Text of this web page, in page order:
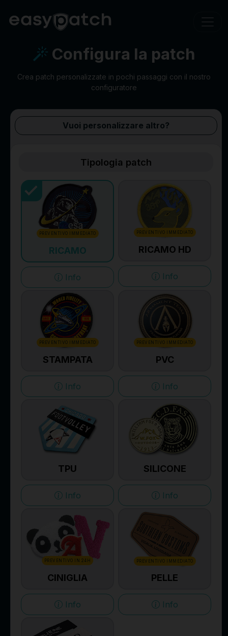
Configura la patch
Crea patch personalizzate in pochi passaggi con il nostro
configuratore
Vuoi personalizzare altro?
Tipologia patch
PREVENTIVO IMMEDIATO
RICAMO
Info
PREVENTIVO IMMEDIATO
RICAMO HD
Info
PREVENTIVO IMMEDIATO
STAMPATA
Info
PREVENTIVO IMMEDIATO
PVC
Info
TPU
Info
SILICONE
Info
PREVENTIVO IN 24H
CINIGLIA
Info
PREVENTIVO IMMEDIATO
PELLE
Info